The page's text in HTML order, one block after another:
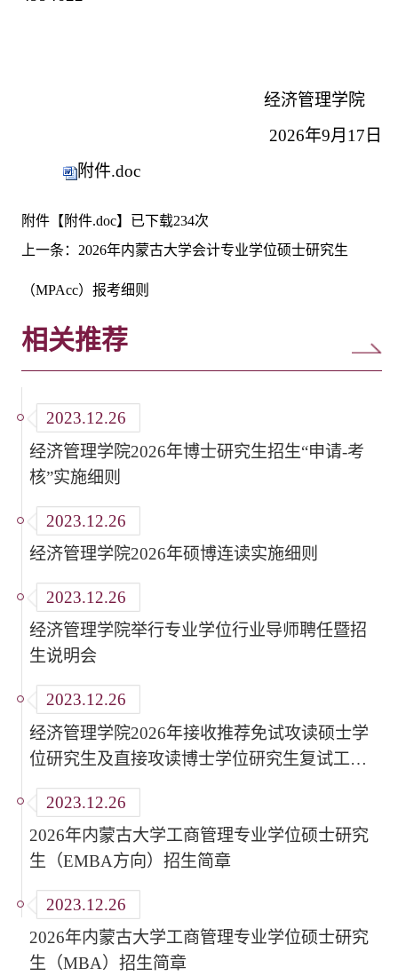
经济管理学院
2026年9月 17 日
附件.doc
附件【 附件.doc】已下载234次
上一条： 2026年内蒙古大学会计专业学位硕士研究生
（MPAcc）报考细则
相关推荐
2023.12.26
经济管理学院2026年博士研究生招生“申请-考
核”实施细则
2023.12.26
经济管理学院2026年硕博连读实施细则
2023.12.26
经济管理学院举行专业学位行业导师聘任暨招
生说明会
2023.12.26
经济管理学院2026年接收推荐免试攻读硕士学
位研究生及直接攻读博士学位研究生复试工作
细则
2023.12.26
2026年内蒙古大学工商管理专业学位硕士研究
生（EMBA方向）招生简章
2023.12.26
2026年​内蒙古大学工商管理专业学位硕士研究
生（MBA）招生简章